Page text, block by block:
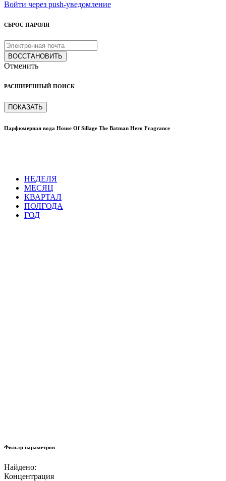
Войти через push-уведомление
СБРОС ПАРОЛЯ
ВОССТАНОВИТЬ
Отменить
РАСШИРЕННЫЙ ПОИСК
ПОКАЗАТЬ
Парфюмерная вода House Of Sillage The Batman Hero Fragrance
НЕДЕЛЯ
МЕСЯЦ
КВАРТАЛ
ПОЛГОДА
ГОД
Фильтр параметров
Найдено:
Концентрация